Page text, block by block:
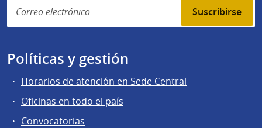
Suscribirse
Políticas y gestión
Horarios de atención en Sede Central
Oficinas en todo el país
Convocatorias